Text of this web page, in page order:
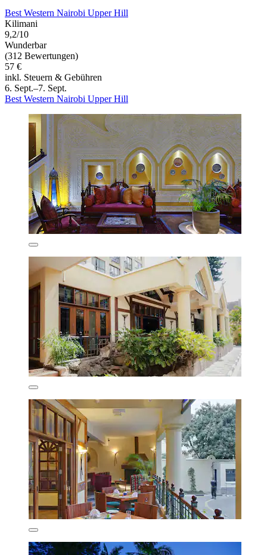
Best Western Nairobi Upper Hill
Kilimani
9,2/10
Wunderbar
(312 Bewertungen)
57 €
inkl. Steuern & Gebühren
6. Sept.–7. Sept.
Best Western Nairobi Upper Hill